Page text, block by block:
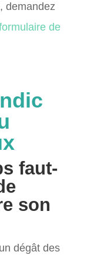
demandez
de
faut-
son
dégât des